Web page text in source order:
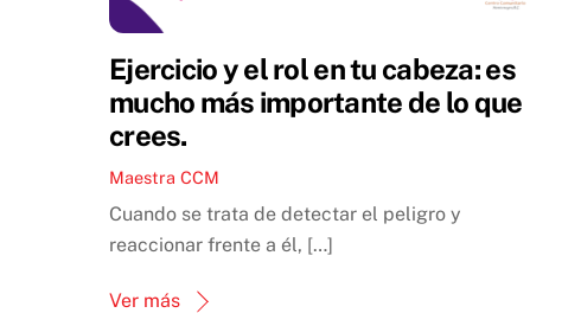
Ejercicio y el rol en tu cabeza: es
mucho más importante de lo que
crees.
Maestra CCM
Cuando se trata de detectar el peligro y
reaccionar frente a él, […]
Ver más